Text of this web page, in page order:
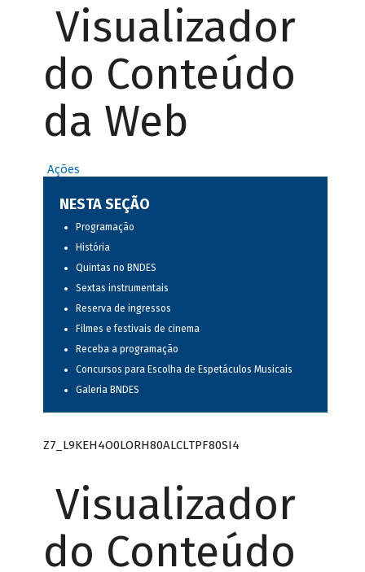
Visualizador
do Conteúdo
da Web
Ações
NESTA SEÇÃO
Programação
História
Quintas no BNDES
Sextas instrumentais
Reserva de ingressos
Filmes e festivais de cinema
Receba a programação
Concursos para Escolha de Espetáculos Musicais
Galeria BNDES
Z7_L9KEH4O0LORH80ALCLTPF80SI4
Visualizador
do Conteúdo